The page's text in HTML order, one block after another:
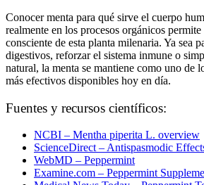
Conocermenta para qué sirve el cuerpo
realmente en los procesos orgánicos
consciente de esta planta milenaria. Ya sea
digestivos, reforzar el sistema inmune o
natural, la menta se mantiene como uno de
más efectivos disponibles hoy en día.
Fuentes y recursos científicos:
NCBI – Mentha piperita L. overview
ScienceDirect – Antispasmodic
WebMD – Peppermint
Examine.com – Peppermint